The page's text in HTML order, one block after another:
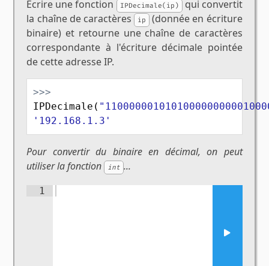
Écrire une fonction IPDecimale(ip) qui convertit
la chaîne de caractères ip
(donnée en écriture
binaire) et retourne une chaîne de caractères
correspondante à l'écriture décimale pointée
de cette adresse IP.
>>>
IPDecimale (
'192.168.1.3'
Pour convertir du binaire en décimal, on peut
utiliser la fonction int ...
1